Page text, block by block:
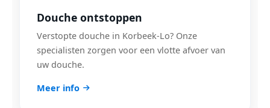
Douche ontstoppen
Verstopte douche in Korbeek-Lo? Onze
specialisten zorgen voor een vlotte afvoer van
uw douche.
Meer info